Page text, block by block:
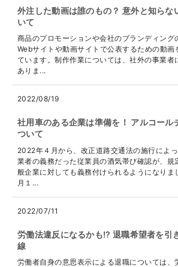
外注した動画は誰のもの？ 意外と知らな
いて
商品のプロモーションや会社のブランディング
Webサイトや動画サイトで公表するための動画
ています。制作作業については、社外の事業者
ありま...
2022/08/19
社用車のある企業は準備を！ アルコール
ついて
2022年４月から、改正道路交通法の施行によ
業者の義務だった従業員の酒気帯び確認が、規
般企業に対しても義務付けられるようになりま
月１...
2022/07/11
労働法違反になるかも!? 退職希望者を引
線
労働者自身の意思表示による退職については、